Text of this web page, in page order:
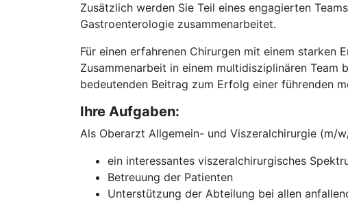
Zusätzlich werden Sie Teil eines engagierten
Gastroenterologie zusammenarbeitet.
Für einen erfahrenen Chirurgen mit einem starken
Zusammenarbeit in einem multidisziplinären
bedeutenden Beitrag zum Erfolg einer führenden
Ihre Aufgaben:
Als Oberarzt Allgemein- und Viszeralchirurgie (m/
ein interessantes viszeralchirurgisches
Betreuung der Patienten
Unterstützung der Abteilung bei allen